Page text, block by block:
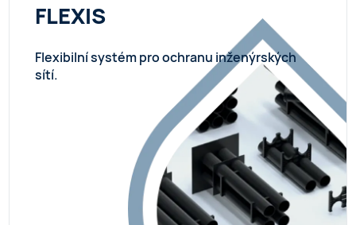
FLEXIS
Flexibilní systém pro ochranu inženýrských
sítí.